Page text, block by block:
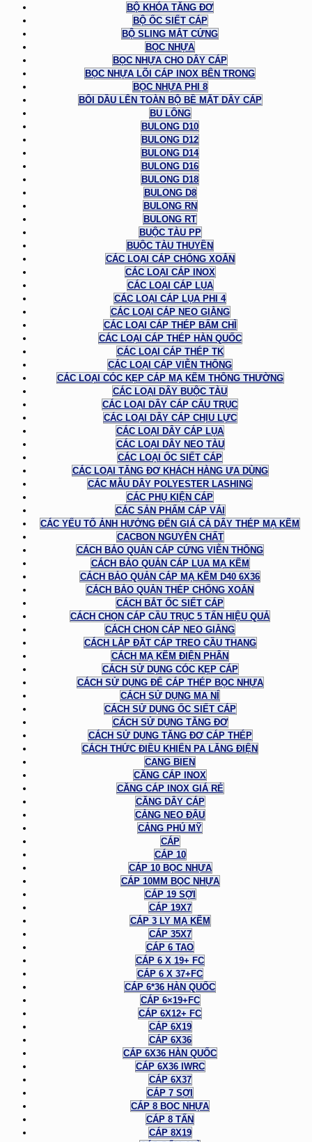
BỘ KHÓA TĂNG ĐƠ
BỘ ỐC SIẾT CÁP
BỘ SLING MẮT CỨNG
BỌC NHỰA
BỌC NHỰA CHO DÂY CÁP
BỌC NHỰA LÕI CÁP INOX BÊN TRONG
BỌC NHỰA PHI 8
BÔI DẦU LÊN TOÀN BỘ BỀ MẶT DÂY CÁP
BU LÔNG
BULONG D10
BULONG D12
BULONG D14
BULONG D16
BULONG D18
BULONG D8
BULONG RN
BULONG RT
BUỘC TÀU PP
BUỘC TÀU THUYỀN
CÁC LOẠI CÁP CHỐNG XOẮN
CÁC LOẠI CÁP INOX
CÁC LOẠI CÁP LỤA
CÁC LOẠI CÁP LỤA PHI 4
CÁC LOẠI CÁP NEO GIẰNG
CÁC LOẠI CÁP THÉP BẤM CHÌ
CÁC LOẠI CÁP THÉP HÀN QUỐC
CÁC LOẠI CÁP THÉP TK
CÁC LOẠI CÁP VIỄN THÔNG
CÁC LOẠI CÓC KẸP CÁP MẠ KẼM THÔNG THƯỜNG
CÁC LOẠI DÂY BUỘC TÀU
CÁC LOẠI DÂY CÁP CẨU TRỤC
CÁC LOẠI DÂY CÁP CHỊU LỰC
CÁC LOẠI DÂY CÁP LỤA
CÁC LOẠI DÂY NEO TÀU
CÁC LOẠI ỐC SIẾT CÁP
CÁC LOẠI TĂNG ĐƠ KHÁCH HÀNG ƯA DÙNG
CÁC MẪU DÂY POLYESTER LASHING
CÁC PHỤ KIỆN CÁP
CÁC SẢN PHẨM CÁP VẢI
CÁC YẾU TỐ ẢNH HƯỞNG ĐẾN GIÁ CẢ DÂY THÉP MẠ KẼM
CACBON NGUYÊN CHẤT
CÁCH BẢO QUẢN CÁP CỨNG VIỄN THÔNG
CÁCH BẢO QUẢN CÁP LỤA MẠ KẼM
CÁCH BẢO QUẢN CÁP MẠ KẼM D40 6X36
CÁCH BẢO QUẢN THÉP CHỐNG XOẮN
CÁCH BẮT ỐC SIẾT CÁP
CÁCH CHỌN CÁP CẦU TRỤC 5 TẤN HIỆU QUẢ
CÁCH CHỌN CÁP NEO GIẰNG
CÁCH LẮP ĐẶT CÁP TREO CẦU THANG
CÁCH MẠ KẼM ĐIỆN PHÂN
CÁCH SỬ DỤNG CÓC KẸP CÁP
CÁCH SỬ DỤNG ĐỂ CÁP THÉP BỌC NHỰA
CÁCH SỬ DỤNG MA NÍ
CÁCH SỬ DỤNG ỐC SIẾT CÁP
CÁCH SỬ DỤNG TĂNG ĐƠ
CÁCH SỬ DỤNG TĂNG ĐƠ CÁP THÉP
CÁCH THỨC ĐIỀU KHIỂN PA LĂNG ĐIỆN
CANG BIEN
CĂNG CÁP INOX
CĂNG CÁP INOX GIÁ RẺ
CĂNG DÂY CÁP
CẢNG NEO ĐẬU
CẢNG PHÚ MỸ
CÁP
CÁP 10
CÁP 10 BỌC NHỰA
CÁP 10MM BỌC NHỰA
CÁP 19 SỢI
CÁP 19X7
CÁP 3 LY MẠ KẼM
CÁP 35X7
CÁP 6 TAO
CÁP 6 X 19+ FC
CÁP 6 X 37+FC
CÁP 6*36 HÀN QUỐC
CÁP 6×19+FC
CÁP 6X12+ FC
CÁP 6X19
CÁP 6X36
CÁP 6X36 HÀN QUỐC
CÁP 6X36 IWRC
CÁP 6X37
CÁP 7 SỢI
CÁP 8 BỌC NHỰA
CÁP 8 TẤN
CÁP 8X19